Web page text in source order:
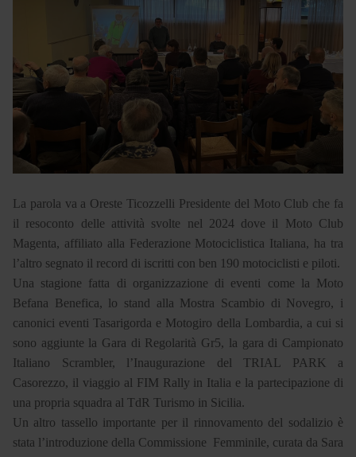
La parola va a Oreste Ticozzelli Presidente del Moto Club che fa
il resoconto delle attività svolte nel 2024 dove il Moto Club
Magenta, affiliato alla Federazione Motociclistica Italiana, ha tra
l’altro segnato il record di iscritti con ben 190 motociclisti e piloti.
Una stagione fatta di organizzazione di eventi come la Moto
Befana Benefica, lo stand alla Mostra Scambio di Novegro, i
canonici eventi Tasarigorda e Motogiro della Lombardia, a cui si
sono aggiunte la Gara di Regolarità Gr5, la gara di Campionato
Italiano Scrambler, l’Inaugurazione del TRIAL PARK a
Casorezzo, il viaggio al FIM Rally in Italia e la partecipazione di
una propria squadra al TdR Turismo in Sicilia.
Un altro tassello importante per il rinnovamento del sodalizio è
stata l’introduzione della Commissione Femminile, curata da Sara